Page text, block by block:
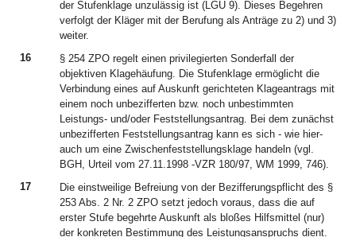
der Stufenklage unzulässig ist (LGU 9). Dieses Begehren
verfolgt der Kläger mit der Berufung als Anträge zu 2) und 3)
weiter.
16
§ 254 ZPO regelt einen privilegierten Sonderfall der
objektiven Klagehäufung. Die Stufenklage ermöglicht die
Verbindung eines auf Auskunft gerichteten Klageantrags mit
einem noch unbezifferten bzw. noch unbestimmten
Leistungs- und/oder Feststellungsantrag. Bei dem zunächst
unbezifferten Feststellungsantrag kann es sich - wie hier-
auch um eine Zwischenfeststellungsklage handeln (vgl.
BGH, Urteil vom 27.11.1998 -VZR 180/97, WM 1999, 746).
17
Die einstweilige Befreiung von der Bezifferungspflicht des §
253 Abs. 2 Nr. 2 ZPO setzt jedoch voraus, dass die auf
erster Stufe begehrte Auskunft als bloßes Hilfsmittel (nur)
der konkreten Bestimmung des Leistungsanspruchs dient.